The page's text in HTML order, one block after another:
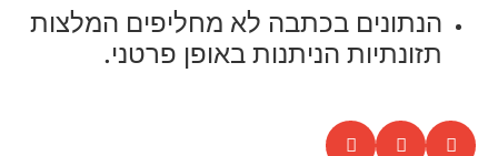
הנתונים בכתבה לא מחליפים המלצות
תזונתיות הניתנות באופן פרטני.